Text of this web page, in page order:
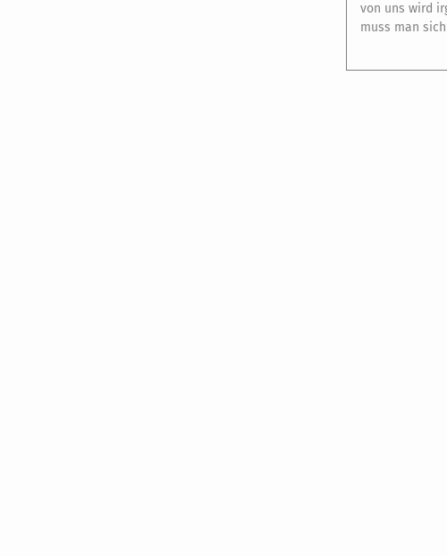
von uns wird
muss man